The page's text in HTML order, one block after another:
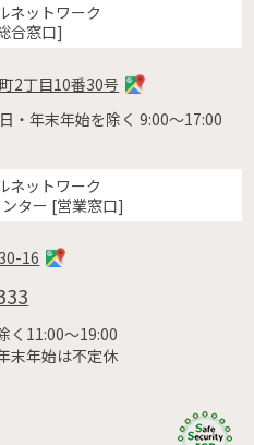
ネットワーク
合窓口]
2丁目10番30号
・年末年始を除く 9:00〜17:00
ネットワーク
ター [営業窓口]
16
く11:00〜19:00
末年始は不定休